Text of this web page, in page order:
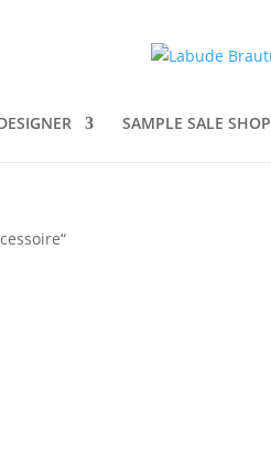
SAMPLE SALE SHOP